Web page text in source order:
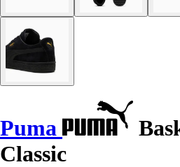
Puma
Classic